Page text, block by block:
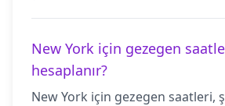
New York için gezegen
hesaplanır?
New York için gezegen saatleri,